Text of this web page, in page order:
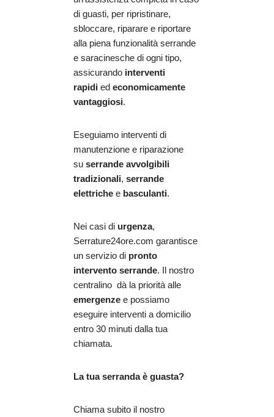
di guasti, per ripristinare,
sbloccare, riparare e riportare
alla piena funzionalità serrande
e saracinesche di ogni tipo,
assicurando interventi
rapidi ed economicamente
vantaggiosi.
Eseguiamo interventi di
manutenzione e riparazione
su serrande avvolgibili
tradizionali, serrande
elettriche e basculanti.
Nei casi di urgenza,
Serrature24ore.com garantisce
un servizio di pronto
intervento serrande. Il nostro
centralino dà la priorità alle
emergenze e possiamo
eseguire interventi a domicilio
entro 30 minuti dalla tua
chiamata.
La tua serranda è guasta?
Chiama subito il nostro